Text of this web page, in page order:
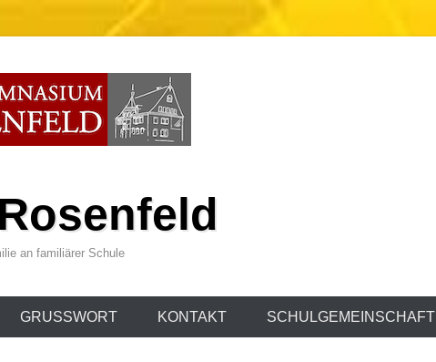
an familiärer Schule
GRUSSWORT KONTAKT SCHULGEMEINSCHAFT